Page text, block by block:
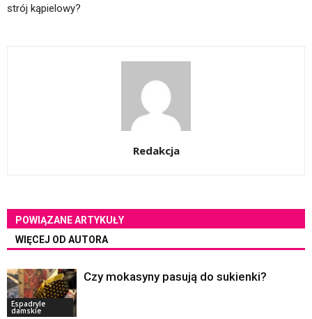
strój kąpielowy?
Redakcja
POWIĄZANE ARTYKUŁY
WIĘCEJ OD AUTORA
Espadryle
damskie
Czy mokasyny pasują do sukienki?